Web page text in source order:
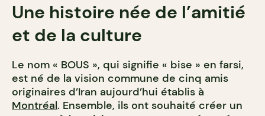
Une histoire née de l’amitié
et de la culture
Le nom « BOUS », qui signifie « bise » en farsi,
est né de la vision commune de cinq amis
originaires d’Iran aujourd’hui établis à
Montréal. Ensemble, ils ont souhaité créer un